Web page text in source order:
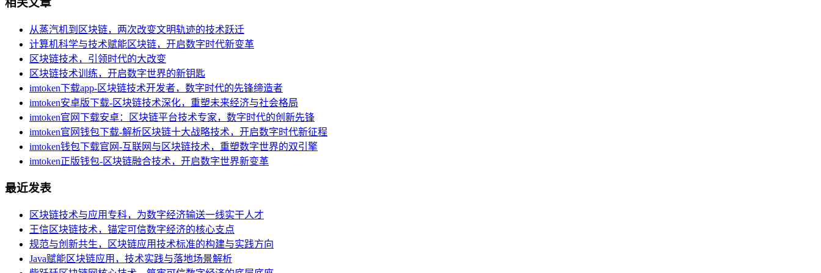
相关文章
从蒸汽机到区块链，两次改变文明轨迹的技术跃迁
计算机科学与技术赋能区块链，开启数字时代新变革
区块链技术，引领时代的大改变
区块链技术训练，开启数字世界的新钥匙
imtoken下载app-区块链技术开发者，数字时代的先锋缔造者
imtoken安卓版下载-区块链技术深化，重塑未来经济与社会格局
imtoken官网下载安卓：区块链平台技术专家，数字时代的创新先锋
imtoken官网钱包下载-解析区块链十大战略技术，开启数字时代新征程
imtoken钱包下载官网-互联网与区块链技术，重塑数字世界的双引擎
imtoken正版钱包-区块链融合技术，开启数字世界新变革
最近发表
区块链技术与应用专科，为数字经济输送一线实干人才
王信区块链技术，锚定可信数字经济的核心支点
规范与创新共生，区块链应用技术标准的构建与实践方向
Java赋能区块链应用，技术实践与落地场景解析